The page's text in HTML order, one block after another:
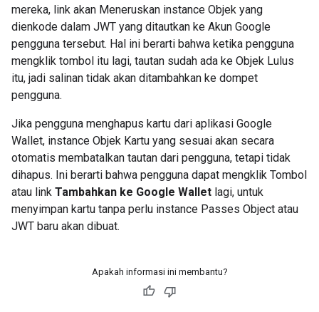
mereka, link akan Meneruskan instance Objek yang
dienkode dalam JWT yang ditautkan ke Akun Google
pengguna tersebut. Hal ini berarti bahwa ketika pengguna
mengklik tombol itu lagi, tautan sudah ada ke Objek Lulus
itu, jadi salinan tidak akan ditambahkan ke dompet
pengguna.
Jika pengguna menghapus kartu dari aplikasi Google
Wallet, instance Objek Kartu yang sesuai akan secara
otomatis membatalkan tautan dari pengguna, tetapi tidak
dihapus. Ini berarti bahwa pengguna dapat mengklik Tombol
atau link Tambahkan ke Google Wallet lagi, untuk
menyimpan kartu tanpa perlu instance Passes Object atau
JWT baru akan dibuat.
Apakah informasi ini membantu?